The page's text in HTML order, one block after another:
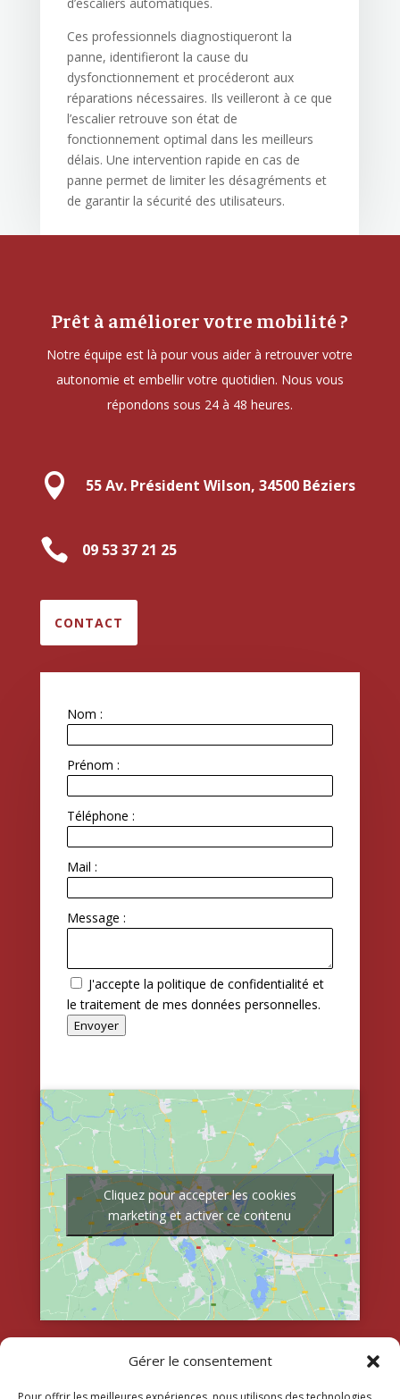
Gérer le consentement
d’escaliers automatiques.
Ces professionnels diagnostiqueront la
panne, identifieront la cause du
dysfonctionnement et procéderont aux
réparations nécessaires. Ils veilleront à ce que
l’escalier retrouve son état de
fonctionnement optimal dans les meilleurs
délais. Une intervention rapide en cas de
panne permet de limiter les désagréments et
de garantir la sécurité des utilisateurs.
Prêt à améliorer votre mobilité ?
Notre équipe est là pour vous aider à retrouver votre
autonomie et embellir votre quotidien. Nous vous
répondons sous 24 à 48 heures.
 55 Av. Président Wilson, 34500 Béziers
 09 53 37 21 25
CONTACT
Nom :
Prénom :
Téléphone :
Mail :
Message :
J'accepte la politique de confidentialité et
le traitement de mes données personnelles.
Envoyer
Cliquez pour accepter les cookies
marketing et activer ce contenu